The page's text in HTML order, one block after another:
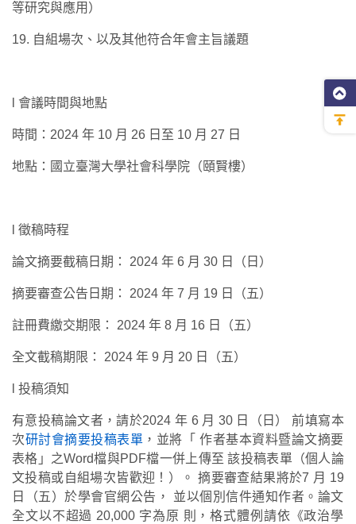
等研究與應用）
19. 自組場次、以及其他符合年會主旨議題
l 會議時間與地點
時間：2024 年 10 月 26 日至 10 月 27 日
地點：國立臺灣大學社會科學院（頤賢樓）
l 徵稿時程
論文摘要截稿日期： 2024 年 6 月 30 日（日）
摘要審查公告日期： 2024 年 7 月 19 日（五）
註冊費繳交期限： 2024 年 8 月 16 日（五）
全文截稿期限： 2024 年 9 月 20 日（五）
l 投稿須知
有意投稿論文者，請於2024 年 6 月 30 日（日）前填寫本
次研討會摘要投稿表單 ，並將「作者基本資料暨論文摘要
表格」之Word檔與PDF檔一併上傳至該投稿表單（個人論
文投稿或自組場次皆歡迎！）。摘要審查結果將於7 月 19
日（五）於學會官網公告， 並以個別信件通知作者。論文
全文以不超過 20,000 字為原 則，格式體例請依《政治學